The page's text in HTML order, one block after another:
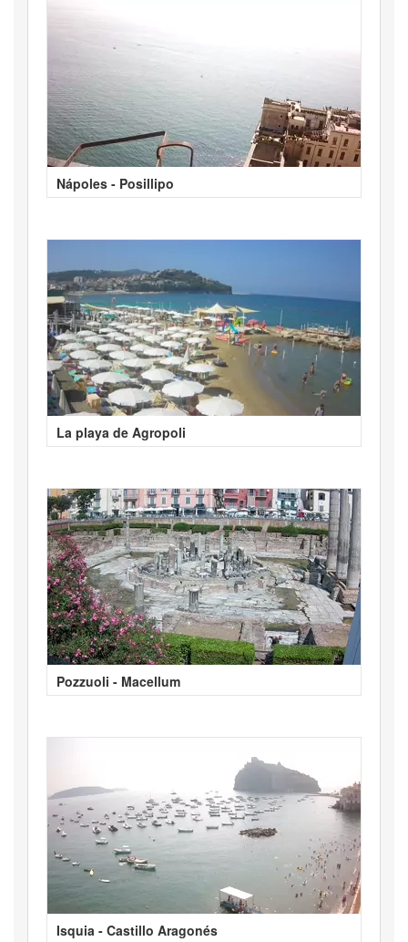
Nápoles - Posillipo
La playa de Agropoli
Pozzuoli - Macellum
Isquia - Castillo Aragonés